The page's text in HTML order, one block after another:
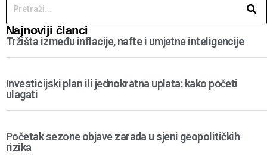
Najnoviji članci
Tržišta između inflacije, nafte i umjetne inteligencije
Investicijski plan ili jednokratna uplata: kako početi
ulagati
Početak sezone objave zarada u sjeni geopolitičkih
rizika